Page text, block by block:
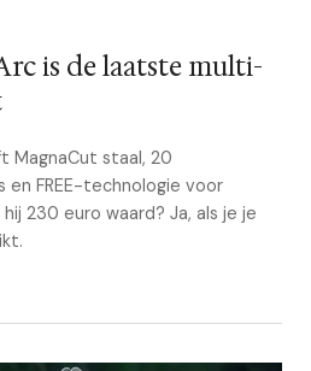
is de laatste multi-
MagnaCut staal, 20
FREE-technologie voor
230 euro waard? Ja, als je je